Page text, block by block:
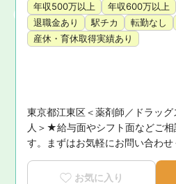
年収500万以上 年収600万以上
退職金あり
駅チカ 転勤なし
産休・育休取得実績あり
東京都江東区＜薬剤師／ドラッ
人＞★給与面やシフト面などご相
す。まずはお気軽にお問い合わ
お気に入り